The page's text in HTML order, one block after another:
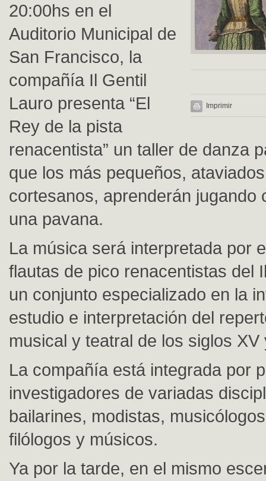
Imprimir
20:00hs en el
Auditorio Municipal de
San Francisco, la
compañía Il Gentil
Lauro presenta “El
Rey de la pista
renacentista” un taller de danza
que los más pequeños,
cortesanos, aprenderán jugando
una pavana.
La música será interpretada por
flautas de pico renacentistas del
un conjunto especializado en la
estudio e interpretación del
musical y teatral de los siglos XV
La compañía está integrada por
investigadores de variadas
bailarines, modistas,
filólogos y músicos.
Ya por la tarde, en el mismo